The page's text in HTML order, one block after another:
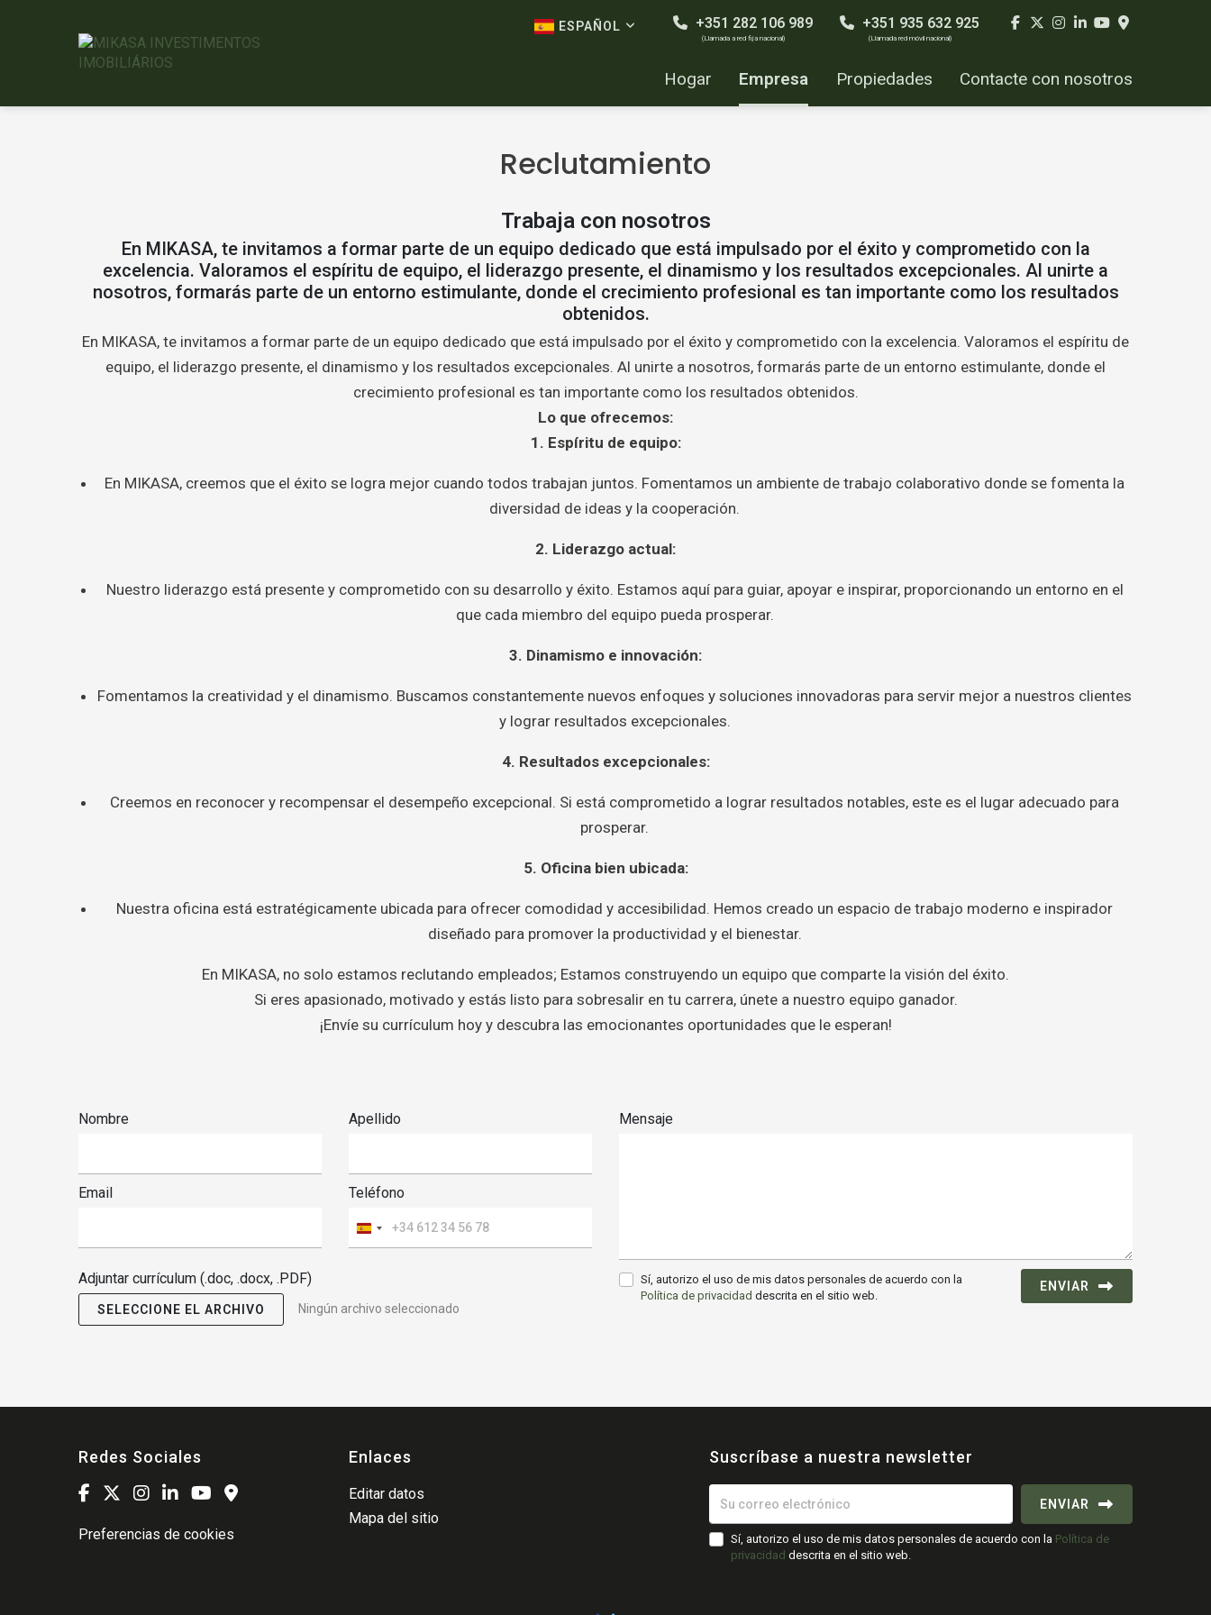
ESPAÑOL +351 282 106 989
(Llamada a red fija nacional)
+351 935 632 925
(Llamada red móvil nacional)
Hogar Empresa Propiedades Contacte con nosotros
Reclutamiento
Trabaja con nosotros
En MIKASA, te invitamos a formar parte de un equipo dedicado que está impulsado por el éxito y comprometido con la
excelencia. Valoramos el espíritu de equipo, el liderazgo presente, el dinamismo y los resultados excepcionales. Al unirte a
nosotros, formarás parte de un entorno estimulante, donde el crecimiento profesional es tan importante como los resultados
obtenidos.
En MIKASA, te invitamos a formar parte de un equipo dedicado que está impulsado por el éxito y comprometido con la excelencia. Valoramos el espíritu de
equipo, el liderazgo presente, el dinamismo y los resultados excepcionales. Al unirte a nosotros, formarás parte de un entorno estimulante, donde el
crecimiento profesional es tan importante como los resultados obtenidos.
Lo que ofrecemos:
1. Espíritu de equipo:
En MIKASA, creemos que el éxito se logra mejor cuando todos trabajan juntos. Fomentamos un ambiente de trabajo colaborativo donde se fomenta la
diversidad de ideas y la cooperación.
2. Liderazgo actual:
Nuestro liderazgo está presente y comprometido con su desarrollo y éxito. Estamos aquí para guiar, apoyar e inspirar, proporcionando un entorno en el
que cada miembro del equipo pueda prosperar.
3. Dinamismo e innovación:
Fomentamos la creatividad y el dinamismo. Buscamos constantemente nuevos enfoques y soluciones innovadoras para servir mejor a nuestros clientes
y lograr resultados excepcionales.
4. Resultados excepcionales:
Creemos en reconocer y recompensar el desempeño excepcional. Si está comprometido a lograr resultados notables, este es el lugar adecuado para
prosperar.
5. Oficina bien ubicada:
Nuestra oficina está estratégicamente ubicada para ofrecer comodidad y accesibilidad. Hemos creado un espacio de trabajo moderno e inspirador
diseñado para promover la productividad y el bienestar.
En MIKASA, no solo estamos reclutando empleados; Estamos construyendo un equipo que comparte la visión del éxito.
Si eres apasionado, motivado y estás listo para sobresalir en tu carrera, únete a nuestro equipo ganador.
¡Envíe su currículum hoy y descubra las emocionantes oportunidades que le esperan!
Nombre Apellido
Email Teléfono
España
+34
Mensaje
Adjuntar currículum (.doc, .docx, .PDF)
SELECCIONE EL ARCHIVO Ningún archivo seleccionado
Sí, autorizo el uso de mis datos personales de acuerdo con la
Política de privacidad descrita en el sitio web.
ENVIAR
Redes Sociales
Preferencias de cookies
Enlaces
Editar datos
Mapa del sitio
Suscríbase a nuestra newsletter
ENVIAR
Sí, autorizo el uso de mis datos personales de acuerdo con la Política de
privacidad descrita en el sitio web.